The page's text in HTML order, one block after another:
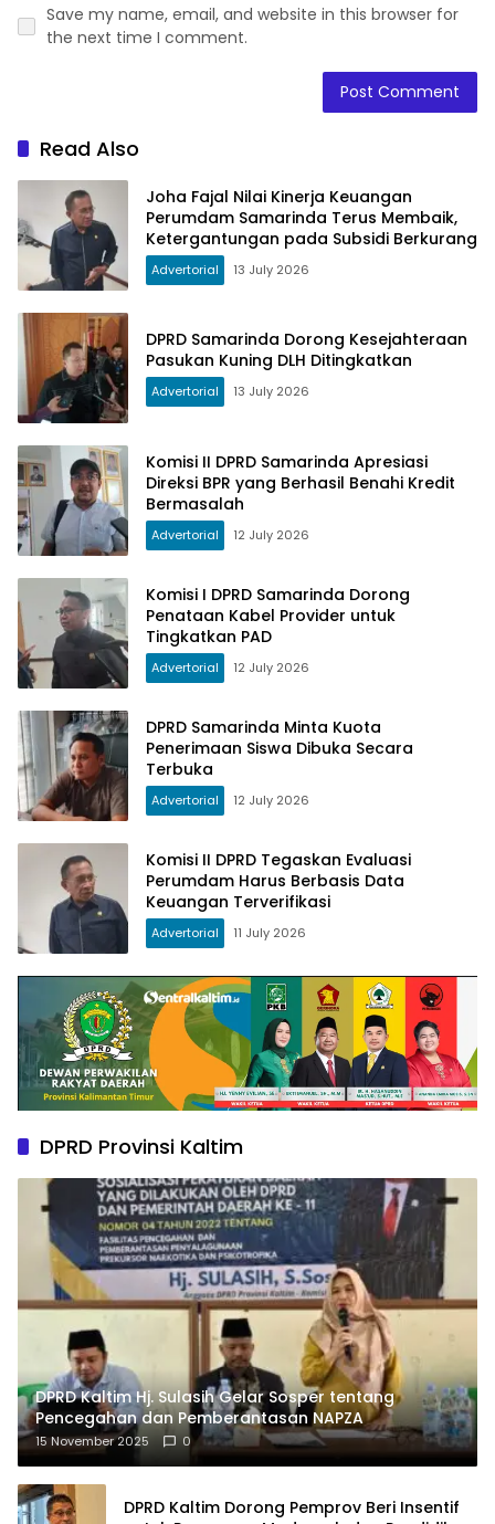
Save my name, email, and website in this browser for
the next time I comment.
Read Also
Joha Fajal Nilai Kinerja Keuangan
Perumdam Samarinda Terus Membaik,
Ketergantungan pada Subsidi Berkurang
Advertorial 13 July 2026
DPRD Samarinda Dorong Kesejahteraan
Pasukan Kuning DLH Ditingkatkan
Advertorial 13 July 2026
Komisi II DPRD Samarinda Apresiasi
Direksi BPR yang Berhasil Benahi Kredit
Bermasalah
Advertorial 12 July 2026
Komisi I DPRD Samarinda Dorong
Penataan Kabel Provider untuk
Tingkatkan PAD
Advertorial 12 July 2026
DPRD Samarinda Minta Kuota
Penerimaan Siswa Dibuka Secara
Terbuka
Advertorial 12 July 2026
Komisi II DPRD Tegaskan Evaluasi
Perumdam Harus Berbasis Data
Keuangan Terverifikasi
Advertorial 11 July 2026
DPRD Provinsi Kaltim
DPRD Kaltim Hj. Sulasih Gelar Sosper tentang
Pencegahan dan Pemberantasan NAPZA
15 November 2025 0
DPRD Kaltim Dorong Pemprov Beri Insentif